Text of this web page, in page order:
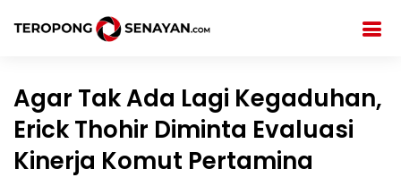
Agar Tak Ada Lagi Kegaduhan,
Erick Thohir Diminta Evaluasi
Kinerja Komut Pertamina